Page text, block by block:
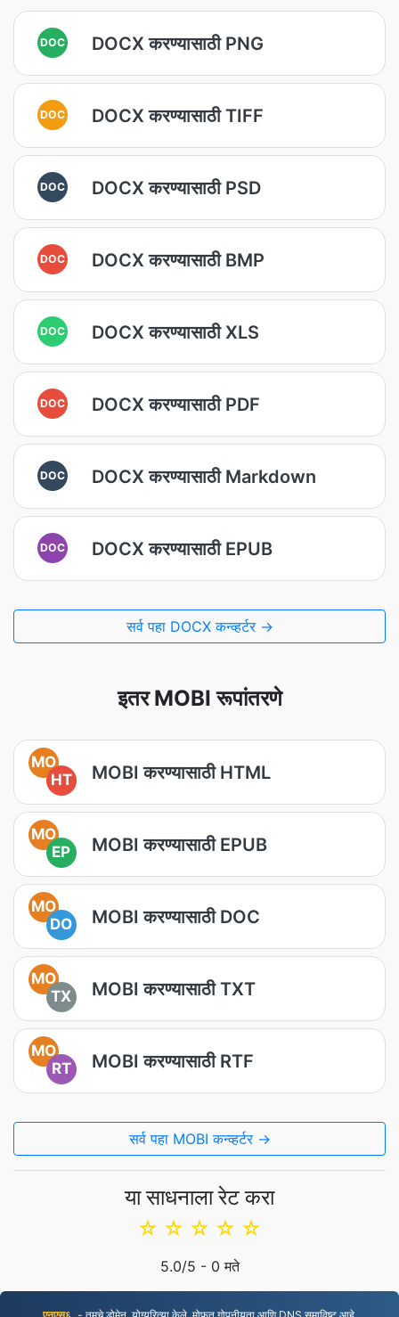
DOC DOCX करण्यासाठी PNG
DOC DOCX करण्यासाठी TIFF
DOC DOCX करण्यासाठी PSD
DOC DOCX करण्यासाठी BMP
DOC DOCX करण्यासाठी XLS
DOC DOCX करण्यासाठी PDF
DOC DOCX करण्यासाठी Markdown
DOC DOCX करण्यासाठी EPUB
सर्व पहा DOCX कन्व्हर्टर →
इतर MOBI रूपांतरणे
MO
HT
MOBI करण्यासाठी HTML
MO
EP
MOBI करण्यासाठी EPUB
MO
DO
MOBI करण्यासाठी DOC
MO
TX
MOBI करण्यासाठी TXT
MO
RT
MOBI करण्यासाठी RTF
सर्व पहा MOBI कन्व्हर्टर →
या साधनाला रेट करा
☆
☆
☆
☆
☆
5.0/5 - 0 मते